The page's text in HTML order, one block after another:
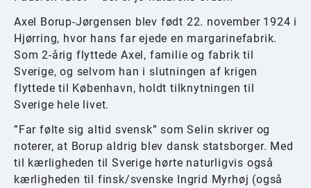
Axel Borup-Jørgensen blev født 22. november 1924 i
Hjørring, hvor hans far ejede en margarinefabrik.
Som 2-årig flyttede Axel, familie og fabrik til
Sverige, og selvom han i slutningen af krigen
flyttede til København, holdt tilknytningen til
Sverige hele livet.
”Far følte sig altid svensk” som Selin skriver og
noterer, at Borup aldrig blev dansk statsborger. Med
til kærligheden til Sverige hørte naturligvis også
kærligheden til finsk/svenske Ingrid Myrhøj (også